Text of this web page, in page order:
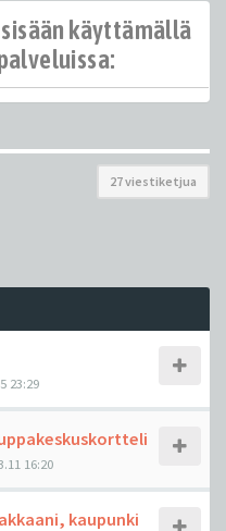
käyttämällä
27 viestiketjua
23:29
16:20
kaupunki